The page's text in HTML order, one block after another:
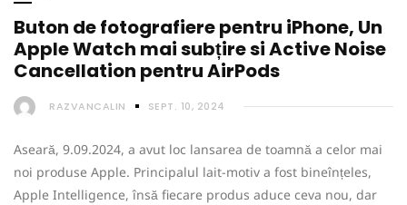
Buton de fotografiere pentru iPhone, Un
Apple Watch mai subțire si Active Noise
Cancellation pentru AirPods
RAZVANCALIN SEPT. 10, 2024
Aseară, 9.09.2024, a avut loc lansarea de toamnă a celor mai
noi produse Apple. Principalul lait-motiv a fost bineînțeles,
Apple Intelligence, însă fiecare produs aduce ceva nou, dar